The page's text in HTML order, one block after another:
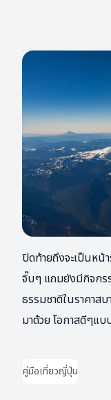
ปิดท้ายถึงจะเป็นห
จิ๊บๆ แถมยังมีกิจกร
ธรรมชาติในราคาส
มาด้วย โอกาสดีๆแ
คู่มือเที่ยวญี่ปุ่น